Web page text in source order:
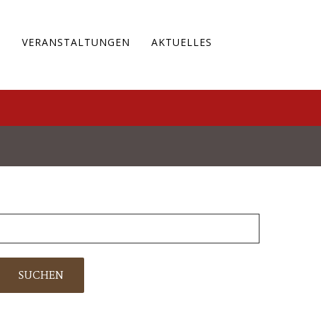
VERANSTALTUNGEN AKTUELLES